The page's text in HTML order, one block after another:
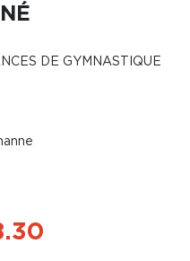
DE GYMNASTIQUE